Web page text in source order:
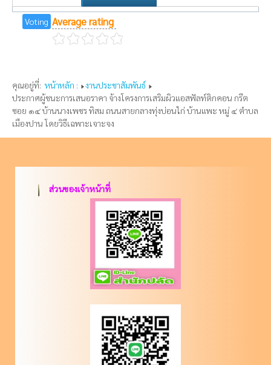
Voting Average rating
คุณอยู่ที่: หน้าหลัก :
งานประชาสัมพันธ์
ประกาศผู้ชนะการเสนอราคา จ้างโครงการเสริมผิวแอสฟัลท์ติกคอน กรีต
ซอย ๑๔ บ้านนางเพชร ทิสม ถนนสายกลางทุ่งบ่อนไก่ บ้านแพะ หมู่ ๔ ตำบล
เมืองปาน โดยวิธีเฉพาะเจาะจง
ส่วนของเจ้าหน้าที่